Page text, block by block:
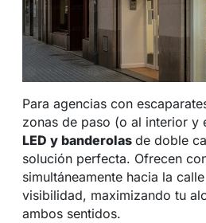
Para agencias con
zonas de paso (o al interior y
LED y banderolas de doble
solución perfecta. Ofrecen
simultáneamente hacia la
visibilidad, maximizando tu
ambos sentidos.